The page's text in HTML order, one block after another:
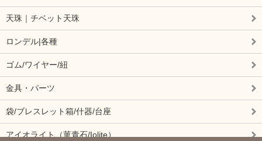
天珠｜チベット天珠
ロンデル|各種
ゴム/ワイヤー/紐
金具・パーツ
袋/ブレスレット箱/什器/台座
アイオライト（菫青石/Iolite）